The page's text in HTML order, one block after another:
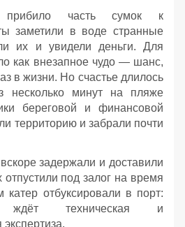
прибило часть сумок к
заметили в воде странные
их и увидели деньги. Для
как внезапное чудо — шанс,
в жизни. Но счастье длилось
несколько минут на пляже
береговой и финансовой
территорию и забрали почти
задержали и доставили
под залог на время
катер отбуксировали в порт:
ждёт техническая и